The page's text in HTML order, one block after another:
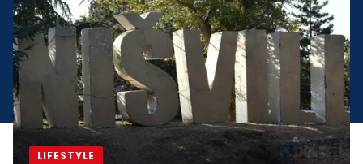
LIFESTYLE